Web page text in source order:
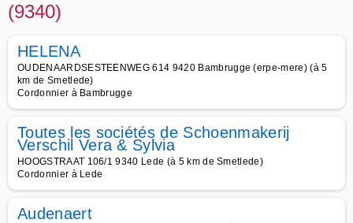
(9340)
HELENA
OUDENAARDSESTEENWEG 614 9420 Bambrugge (erpe-mere) (à 5
km de Smetlede)
Cordonnier à Bambrugge
Toutes les sociétés de Schoenmakerij
Verschil Vera & Sylvia
HOOGSTRAAT 106/1 9340 Lede (à 5 km de Smetlede)
Cordonnier à Lede
Audenaert